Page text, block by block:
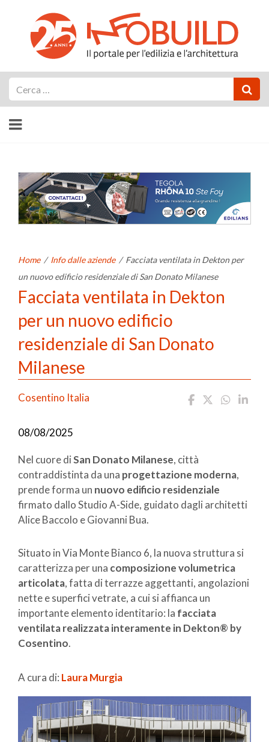
Home / Info dalle aziende / Facciata ventilata in Dekton per
un nuovo edificio residenziale di San Donato Milanese
Facciata ventilata in Dekton
per un nuovo edificio
residenziale di San Donato
Milanese
Cosentino Italia
08/08/2025
Nel cuore diSan Donato Milanese, città
contraddistinta da una progettazione moderna,
prende forma un nuovo edificio residenziale
firmato dallo Studio A-Side, guidato dagli architetti
Alice Baccolo e Giovanni Bua.
Situato in Via Monte Bianco 6, la nuova struttura si
caratterizza per una composizione volumetrica
articolata, fatta di terrazze aggettanti, angolazioni
nette e superfici vetrate, a cui si affianca un
importante elemento identitario: la facciata
ventilata realizzata interamente in Dekton® by
Cosentino.
A cura di: Laura Murgia